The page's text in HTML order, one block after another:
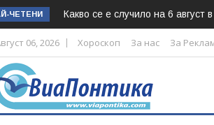
ЧЕТЕНИ Какво се е случило на 6 август
06, 2026 Хороскоп За нас За